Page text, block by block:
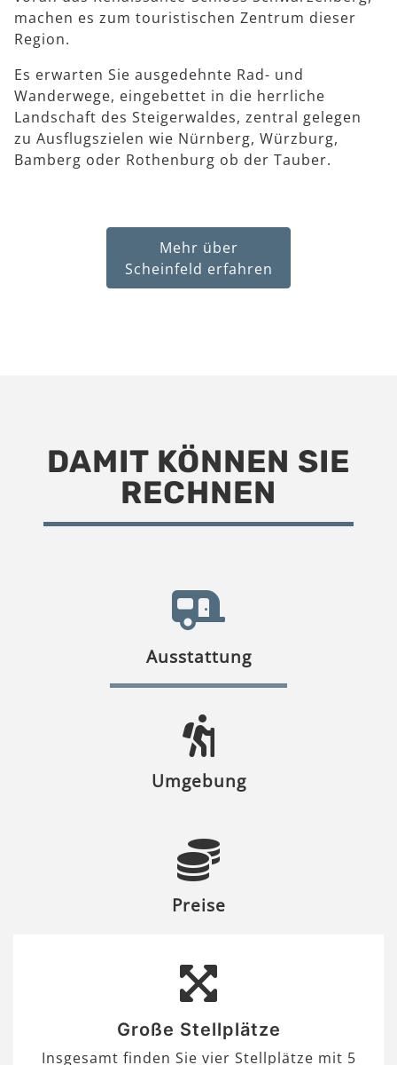
machen es zum touristischen Zentrum dieser
Region.
Es erwarten Sie ausgedehnte Rad- und
Wanderwege, eingebettet in die herrliche
Landschaft des Steigerwaldes, zentral gelegen
zu Ausflugszielen wie Nürnberg, Würzburg,
Bamberg oder Rothenburg ob der Tauber.
Mehr über
Scheinfeld erfahren
DAMIT KÖNNEN SIE
RECHNEN
Ausstattung
Umgebung
Preise
Große Stellplätze
Insgesamt finden Sie vier Stellplätze mit 5